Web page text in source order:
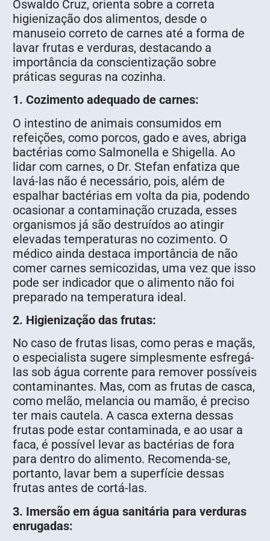
Oswaldo Cruz, orienta sobre a correta
higienização dos alimentos, desde o
manuseio correto de carnes até a forma de
lavar frutas e verduras, destacando a
importância da conscientização sobre
práticas seguras na cozinha.
1. Cozimento adequado de carnes:
O intestino de animais consumidos em
refeições, como porcos, gado e aves, abriga
bactérias como Salmonella e Shigella. Ao
lidar com carnes, o Dr. Stefan enfatiza que
lavá-las não é necessário, pois, além de
espalhar bactérias em volta da pia, podendo
ocasionar a contaminação cruzada, esses
organismos já são destruídos ao atingir
elevadas temperaturas no cozimento. O
médico ainda destaca importância de não
comer carnes semicozidas, uma vez que isso
pode ser indicador que o alimento não foi
preparado na temperatura ideal.
2. Higienização das frutas:
No caso de frutas lisas, como peras e maçãs,
o especialista sugere simplesmente esfregá-
las sob água corrente para remover possíveis
contaminantes. Mas, com as frutas de casca,
como melão, melancia ou mamão, é preciso
ter mais cautela. A casca externa dessas
frutas pode estar contaminada, e ao usar a
faca, é possível levar as bactérias de fora
para dentro do alimento. Recomenda-se,
portanto, lavar bem a superfície dessas
frutas antes de cortá-las.
3. Imersão em água sanitária para verduras
enrugadas: